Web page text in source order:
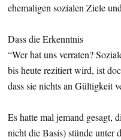
ehemaligen sozialen Ziele
Dass die Erkenntnis
“Wer hat uns verraten?
bis heute rezitiert wird, ist
dass sie nichts an Gültigkeit
Es hatte mal jemand gesagt,
nicht die Basis) stünde unter